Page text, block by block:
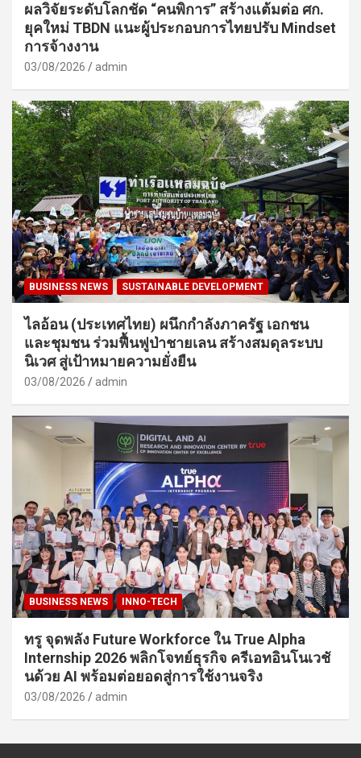
ผลวิจัยระดับโลกชัด “คนพิการ” สร้างแต้มต่อ ศก.
ยุคใหม่ TBDN แนะผู้ประกอบการไทยปรับ Mindset
การจ้างงาน
03/08/2026 admin
BUSINESS NEWS SUSTAINABLE DEVELOPMENT
ไลอ้อน (ประเทศไทย) ผนึกกำลังภาครัฐ เอกชน
และชุมชน ร่วมฟื้นฟูป่าชายเลน สร้างสมดุลระบบ
นิเวศ สู่เป้าหมายความยั่งยืน
03/08/2026 admin
BUSINESS NEWS INNO-TECH
ทรู จุดพลัง Future Workforce ใน True Alpha
Internship 2026 พลิกโจทย์ธุรกิจ ครีเอทอินโนเวชั
นด้วย AI พร้อมต่อยอดสู่การใช้งานจริง
03/08/2026 admin